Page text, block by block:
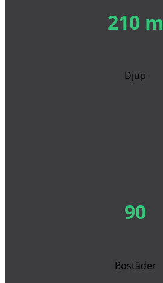
210 m
Djup
90
Bostäder